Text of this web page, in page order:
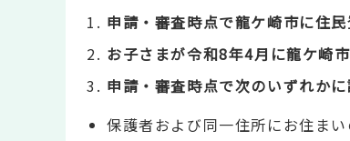
申請・審査時点で龍ケ崎市に住
お子さまが令和8年4月に龍ケ崎
申請・審査時点で次のいずれか
保護者および同一住所にお住ま